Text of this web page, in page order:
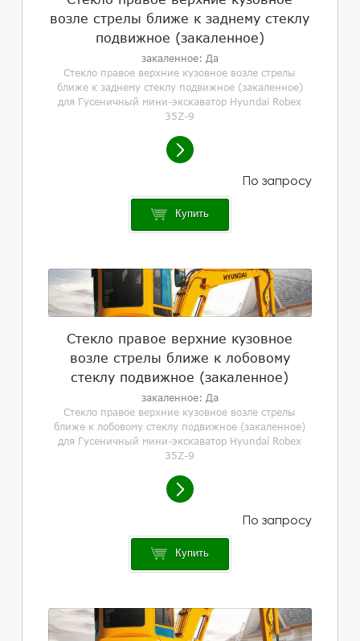
возле стрелы ближе к заднему стеклу
подвижное (закаленное)
закаленное: Да
Стекло правое верхние кузовное возле стрелы
ближе к заднему стеклу подвижное (закаленное)
для Гусеничный мини-экскаватор Hyundai Robex
35Z-9
Купить
Стекло правое верхние кузовное
возле стрелы ближе к лобовому
стеклу подвижное (закаленное)
закаленное: Да
Стекло правое верхние кузовное возле стрелы
ближе к лобовому стеклу подвижное (закаленное)
для Гусеничный мини-экскаватор Hyundai Robex
35Z-9
Купить